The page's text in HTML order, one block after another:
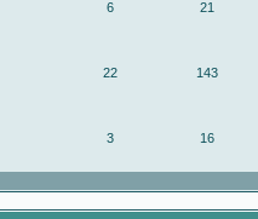
6 21
22 143
3 16